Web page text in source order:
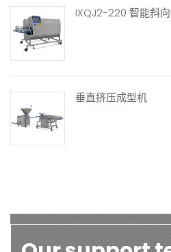
IXQJ2-220 智能斜
垂直挤压成型机